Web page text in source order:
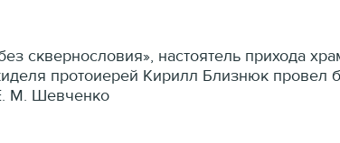
сквернословия», настоятель прихода
протоиерей Кирилл Близнюк провел
М. Шевченко